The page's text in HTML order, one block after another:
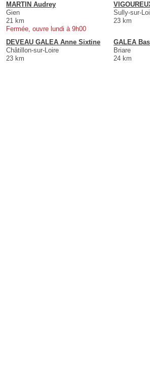
MARTIN Audrey
Gien
21 km
Fermée, ouvre lundi à 9h00
Sully-sur-
23 km
DEVEAU GALEA Anne Sixtine
Châtillon-sur-Loire
23 km
GALEA
Briare
24 km